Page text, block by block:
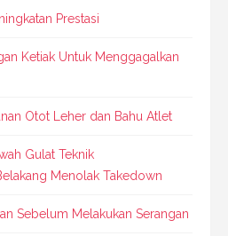
Prestasi
Ketiak Untuk Menggagalkan
Otot Leher dan Bahu Atlet
Gulat Teknik
Menolak Takedown
Sebelum Melakukan Serangan